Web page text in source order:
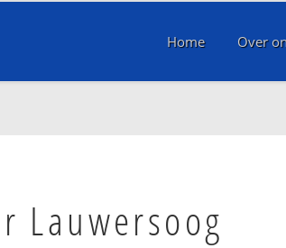
Home Over
Lauwersoog